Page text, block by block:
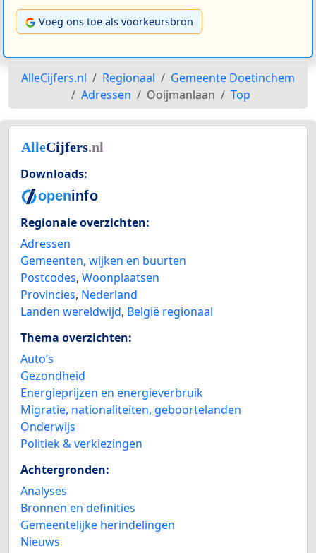
Voeg ons toe als voorkeursbron
AlleCijfers.nl Regionaal
Gemeente Doetinchem
Adressen
Ooijmanlaan Top
Downloads:
Regionale overzichten:
Adressen
Gemeenten, wijken en buurten
Postcodes, Woonplaatsen
Provincies, Nederland
Landen wereldwijd, België regionaal
Thema overzichten:
Auto’s
Gezondheid
Energieprijzen en energieverbruik
Migratie, nationaliteiten, geboortelanden
Onderwijs
Politiek & verkiezingen
Achtergronden:
Analyses
Bronnen en definities
Gemeentelijke herindelingen
Nieuws